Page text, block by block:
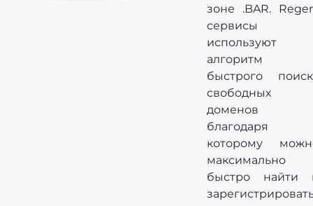
зоне .BAR.
сервисы
используют
алгоритм
быстрого
свободных
доменов
благодаря
которому
максимально
быстро найти